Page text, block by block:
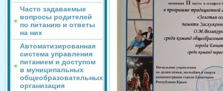
Часто задаваемые
вопросы родителей
по питанию и ответы
на них
Автоматизированная
система управления
питанием и доступом
в муниципальных
общеобразовательных
организация